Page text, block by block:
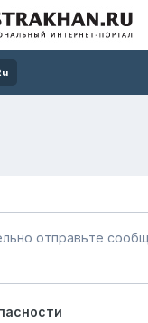
отправьте